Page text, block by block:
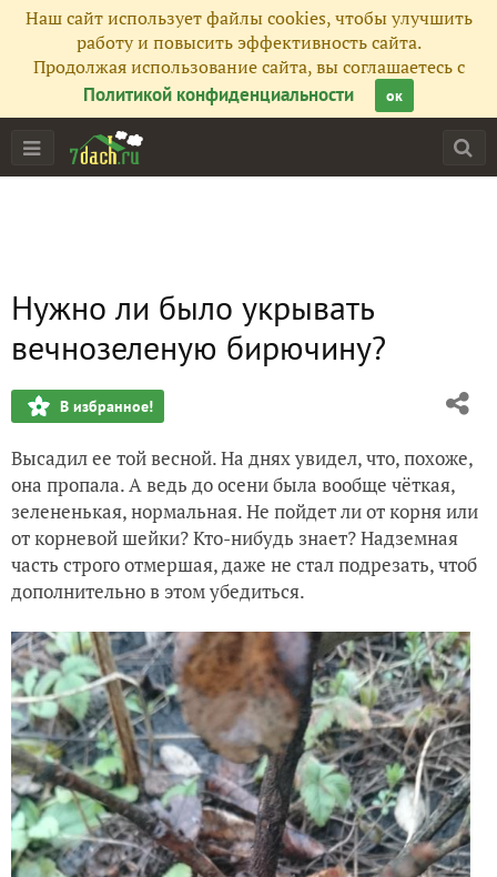
Наш сайт использует файлы cookies, чтобы улучшить
работу и повысить эффективность сайта.
Продолжая использование сайта, вы соглашаетесь с
Политикой конфиденциальности
ок
Нужно ли было укрывать
вечнозеленую бирючину?
В избранное!
Высадил ее той весной. На днях увидел, что, похоже,
она пропала. А ведь до осени была вообще чёткая,
зелененькая, нормальная. Не пойдет ли от корня или
от корневой шейки? Кто-нибудь знает? Надземная
часть строго отмершая, даже не стал подрезать, чтоб
дополнительно в этом убедиться.